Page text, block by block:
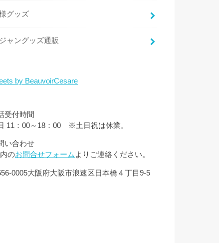
グッズ
ャングッズ通販
by BeauvoirCesare
受付時間
11：00～18：00 ※土日祝は休業。
い合わせ
のお問合せフォームよりご連絡ください。
0005大阪府大阪市浪速区日本橋４丁目9-5